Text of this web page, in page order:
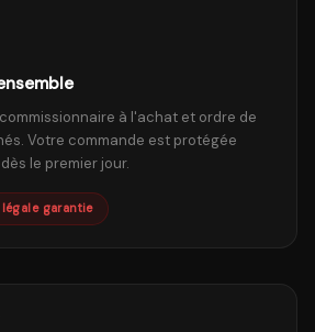
à l'achat et ordre de
Votre commande est protégée
le premier jour.
garantie